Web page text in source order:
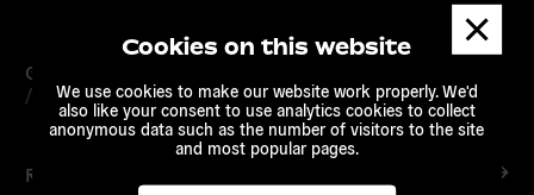
Cookies on this website
We use cookies to make our website work properly. We'd
also like your consent to use analytics cookies to collect
anonymous data such as the number of visitors to the site
and most popular pages.
Global Players: Residenza Artistica di EA a Chongqing
/
Non categorizzato
Read more